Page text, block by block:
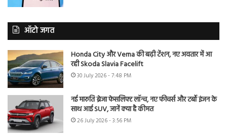
ऑटो जगत
Honda City और Verna की बढ़ी टेंशन, नए अवतार में आ
रही Skoda Slavia Facelift
30 July 2026 - 7:48 PM
नई मारुति ब्रेजा फेसलिफ्ट लॉन्च, नए फीचर्स और टर्बो इंजन के
साथ आई SUV, जानें क्या है कीमत
26 July 2026 - 3:56 PM